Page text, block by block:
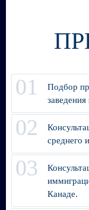
Подбор
среднего
Канаде.